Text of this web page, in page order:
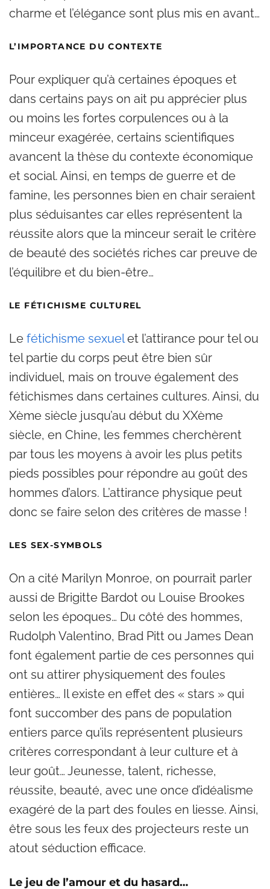
charme et l’élégance sont plus mis en avant…
L’IMPORTANCE DU CONTEXTE
Pour expliquer qu’à certaines époques et
dans certains pays on ait pu apprécier plus
ou moins les fortes corpulences ou à la
minceur exagérée, certains scientifiques
avancent la thèse du contexte économique
et social. Ainsi, en temps de guerre et de
famine, les personnes bien en chair seraient
plus séduisantes car elles représentent la
réussite alors que la minceur serait le critère
de beauté des sociétés riches car preuve de
l’équilibre et du bien-être…
LE FÉTICHISME CULTUREL
Le fétichisme sexuelet l’attirance pour tel ou
tel partie du corps peut être bien sûr
individuel, mais on trouve également des
fétichismes dans certaines cultures. Ainsi, du
Xème siècle jusqu’au début du XXème
siècle, en Chine, les femmes cherchèrent
par tous les moyens à avoir les plus petits
pieds possibles pour répondre au goût des
hommes d’alors. L’attirance physique peut
donc se faire selon des critères de masse !
LES SEX-SYMBOLS
On a cité Marilyn Monroe, on pourrait parler
aussi de Brigitte Bardot ou Louise Brookes
selon les époques… Du côté des hommes,
Rudolph Valentino, Brad Pitt ou James Dean
font également partie de ces personnes qui
ont su attirer physiquement des foules
entières… Il existe en effet des « stars » qui
font succomber des pans de population
entiers parce qu’ils représentent plusieurs
critères correspondant à leur culture et à
leur goût… Jeunesse, talent, richesse,
réussite, beauté, avec une once d’idéalisme
exagéré de la part des foules en liesse. Ainsi,
être sous les feux des projecteurs reste un
atout séduction efficace.
Le jeu de l’amour et du hasard…